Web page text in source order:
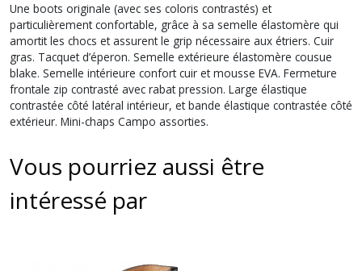
Une boots originale (avec ses coloris contrastés) et
particulièrement confortable, grâce à sa semelle élastomère qui
amortit les chocs et assurent le grip nécessaire aux étriers. Cuir
gras. Tacquet d’éperon. Semelle extérieure élastomère cousue
blake. Semelle intérieure confort cuir et mousse EVA. Fermeture
frontale zip contrasté avec rabat pression. Large élastique
contrastée côté latéral intérieur, et bande élastique contrastée côté
extérieur. Mini-chaps Campo assorties.
Vous pourriez aussi être
intéressé par